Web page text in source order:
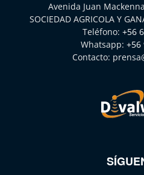
Avenida Juan
SOCIEDAD AGRICOLA Y
Teléfono: +56
Whatsapp: +56
Contacto: